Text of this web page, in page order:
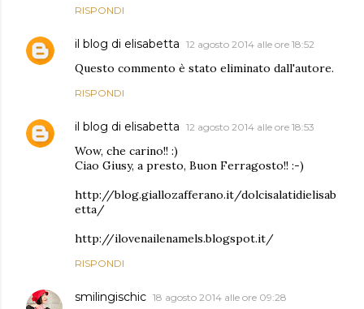
RISPONDI
il blog di elisabetta 12 agosto 2014 alle ore 18:52
Questo commento è stato eliminato dall'autore.
RISPONDI
il blog di elisabetta 12 agosto 2014 alle ore 18:53
Wow, che carino!! :)
Ciao Giusy, a presto, Buon Ferragosto!! :-)
http://blog.giallozafferano.it/dolcisalatidielisab
etta/
http://ilovenailenamels.blogspot.it/
RISPONDI
smilingischic 18 agosto 2014 alle ore 09:28